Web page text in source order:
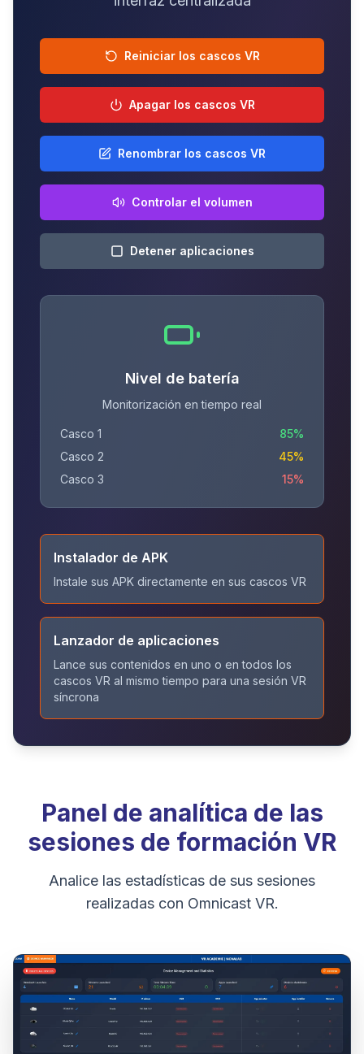
Reiniciar los cascos VR
Apagar los cascos VR
Renombrar los cascos VR
Controlar el volumen
Detener aplicaciones
Nivel de batería
Monitorización en tiempo real
Casco 1
85%
Casco 2
45%
Casco 3
15%
Instalador de APK
Instale sus APK directamente en sus cascos VR
Lanzador de aplicaciones
Lance sus contenidos en uno o en todos los
cascos VR al mismo tiempo para una sesión VR
síncrona
Panel de analítica de las
sesiones de formación VR
Analice las estadísticas de sus sesiones
realizadas con Omnicast VR.